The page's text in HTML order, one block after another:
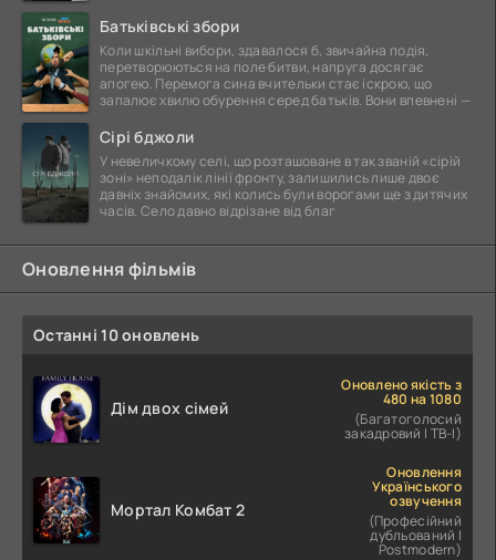
Батьківські збори
Коли шкільні вибори, здавалося б, звичайна подія,
перетворюються на поле битви, напруга досягає
апогею. Перемога сина вчительки стає іскрою, що
запалює хвилю обурення серед батьків. Вони впевнені —
Сірі бджоли
У невеличкому селі, що розташоване в так званій «сірій
зоні» неподалік лінії фронту, залишились лише двоє
давніх знайомих, які колись були ворогами ще з дитячих
часів. Село давно відрізане від благ
Оновлення фільмів
Останні 10 оновлень
Дім двох сімей
Оновлено якість з
480 на 1080
(Багатоголосий
закадровий | ТВ-І)
Мортал Комбат 2
Оновлення
Українського
озвучення
(Професійний
дубльований |
Postmodern)